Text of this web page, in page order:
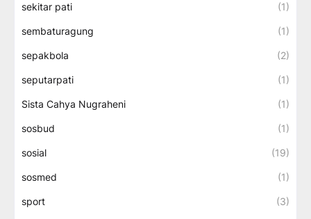
sekitar pati (1)
sembaturagung (1)
sepakbola (2)
seputarpati (1)
Sista Cahya Nugraheni (1)
sosbud (1)
sosial (19)
sosmed (1)
sport (3)